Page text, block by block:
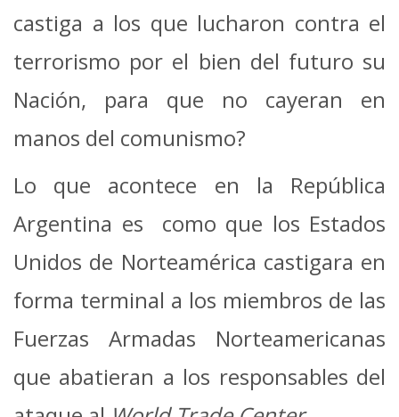
castiga a los que lucharon contra el
terrorismo por el bien del futuro su
Nación, para que no cayeran en
manos del comunismo?
Lo que acontece en la República
Argentina es como que los Estados
Unidos de Norteamérica castigara en
forma terminal a los miembros de las
Fuerzas Armadas Norteamericanas
que abatieran a los responsables del